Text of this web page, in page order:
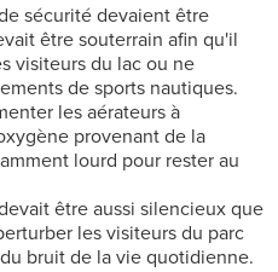
sécurité devaient être
être souterrain afin qu'il
visiteurs du lac ou ne
de sports nautiques.
les aérateurs à
provenant de la
lourd pour rester au
être aussi silencieux que
les visiteurs du parc
bruit de la vie quotidienne.